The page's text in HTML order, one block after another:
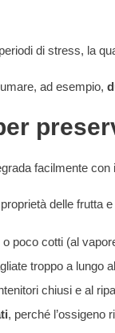
di stress, la
ad esempio,
facilmente con
delle frutta
o poco cotti (al
troppo a lungo
chiusi e al
, perché l’ossigeno